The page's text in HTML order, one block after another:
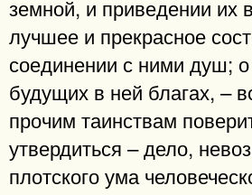
земной, и приведении их
лучшее и прекрасное
соединении с ними душ;
будущих в ней благах, –
прочим таинствам
утвердиться – дело,
плотского ума